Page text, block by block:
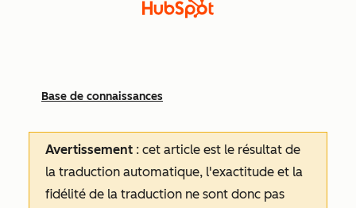
Base de connaissances
Avertissement : cet article est le résultat de
la traduction automatique, l'exactitude et la
fidélité de la traduction ne sont donc pas